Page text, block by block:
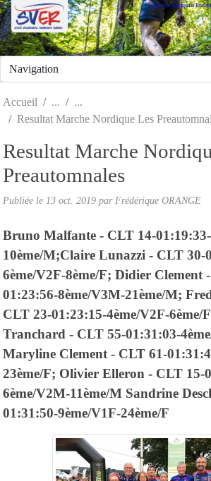
Stade Valeriquais
Accueil
Resultat Marche Nordique Les
Resultat Marche
Preautomnales
Publiée le 13 oct. 2019 par Frédérique ORANGE
Bruno Malfante - CLT 14-
10ème/M;Claire Lunazzi - CLT 30-
6ème/V2F-8ème/F; Didier Clement
01:23:56-8ème/V3M-21ème/M;
CLT 23-01:23:15-4ème/V2F-6ème/
Tranchard - CLT 55-01:31:03-
Maryline Clement - CLT 61-
23ème/F; Olivier Elleron - CLT 15-
6ème/V2M-11ème/M Sandrine
01:31:50-9ème/V1F-24ème/F
Panneau de gestion des cookies